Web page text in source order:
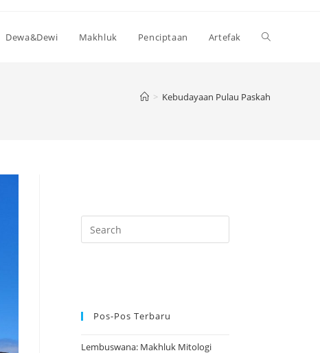
Dewa&Dewi Makhluk Penciptaan Artefak Toggle
> Kebudayaan Pulau Paskah
Pos-Pos Terbaru
Lembuswana: Makhluk Mitologi